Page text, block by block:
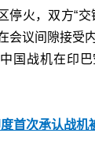
停火，双方“交
会议间隙接受
国战机在印
首次承认战机